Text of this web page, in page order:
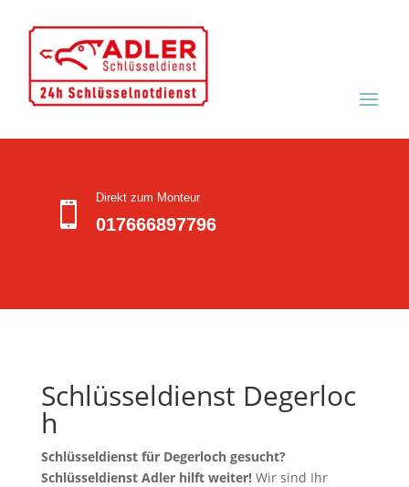

Direkt zum Monteur
017666897796
Schlüsseldienst Degerloc
h
Schlüsseldienst für Degerloch gesucht?
Schlüsseldienst Adler hilft weiter!Wir sind Ihr